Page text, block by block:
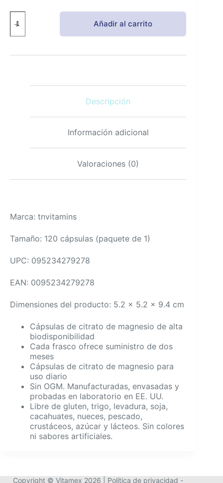
Citrato
de
800
suministro
Producido
cantidad
Añadir al carrito
Descripción
Información adicional
Valoraciones (0)
Marca: tnvitamins
Tamaño: 120 cápsulas (paquete de 1)
UPC: 095234279278
EAN: 0095234279278
Dimensiones del producto: 5.2 x 5.2 x 9.4 cm
Cápsulas de citrato de magnesio de alta
biodisponibilidad
Cada frasco ofrece suministro de dos
meses
Cápsulas de citrato de magnesio para
uso diario
Sin OGM. Manufacturadas, envasadas y
probadas en laboratorio en EE. UU.
Libre de gluten, trigo, levadura, soja,
cacahuates, nueces, pescado,
crustáceos, azúcar y lácteos. Sin colores
ni sabores artificiales.
Copyright © Vitamex 2026 | Política de privacidad -